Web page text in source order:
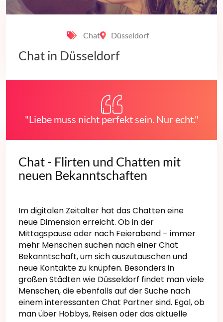
Chat Düsseldorf
Chat in Düsseldorf
"Liebe muss nicht perfekt sein. Nur echt."
Chat - Flirten und Chatten mit
neuen Bekanntschaften
Im digitalen Zeitalter hat das Chatten eine
neue Dimension erreicht. Ob in der
Mittagspause oder nach Feierabend – immer
mehr Menschen suchen nach einer Chat
Bekanntschaft, um sich auszutauschen und
neue Kontakte zu knüpfen. Besonders in
großen Städten wie Düsseldorf findet man viele
Menschen, die ebenfalls auf der Suche nach
einem interessanten Chat Partner sind. Egal, ob
man über Hobbys, Reisen oder das aktuelle